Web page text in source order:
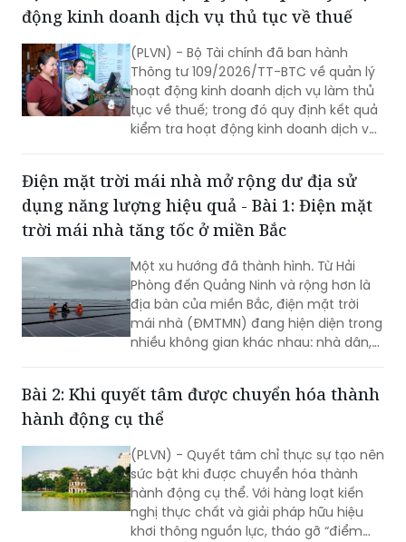
dụng năng lượng hiệu quả.
động kinh doanh dịch vụ thủ tục về thuế
(PLVN) - Bộ Tài chính đã ban hành
Thông tư 109/2026/TT-BTC về quản lý
hoạt động kinh doanh dịch vụ làm thủ
tục về thuế; trong đó quy định kết quả
kiểm tra hoạt động kinh doanh dịch vụ
Điện mặt trời mái nhà mở rộng dư địa sử
dụng năng lượng hiệu quả - Bài 1: Điện mặt
trời mái nhà tăng tốc ở miền Bắc
Một xu hướng đã thành hình. Từ Hải
Phòng đến Quảng Ninh và rộng hơn là
địa bàn của miền Bắc, điện mặt trời
mái nhà (ĐMTMN) đang hiện diện trong
nhiều không gian khác nhau: nhà dân,
thống đã vận hành đang chứng minh
được giá trị thực tế…
Bài 2: Khi quyết tâm được chuyển hóa thành
hành động cụ thể
(PLVN) - Quyết tâm chỉ thực sự tạo nên
sức bật khi được chuyển hóa thành
hành động cụ thể. Với hàng loạt kiến
nghị thực chất và giải pháp hữu hiệu
khơi thông nguồn lực, tháo gỡ “điểm